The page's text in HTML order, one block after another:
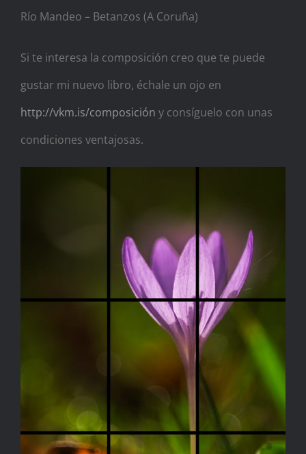
Río Mandeo – Betanzos (A Coruña)
Si te interesa la composición creo que te puede
gustar mi nuevo libro, échale un ojo en
http://vkm.is/composición y consíguelo con unas
condiciones ventajosas.